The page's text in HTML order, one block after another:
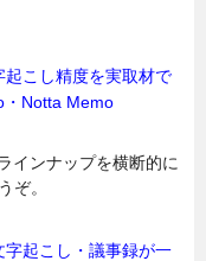
起こし精度を実取材で
・Notta Memo
インナップを横断的に
ぞ。
字起こし・議事録が一